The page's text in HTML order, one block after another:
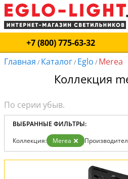
+7 (800) 775-63-32
Главная / Каталог/ Eglo / Merea
Коллекция
ВЫБРАННЫЕ ФИЛЬТРЫ:
Коллекция: Merea